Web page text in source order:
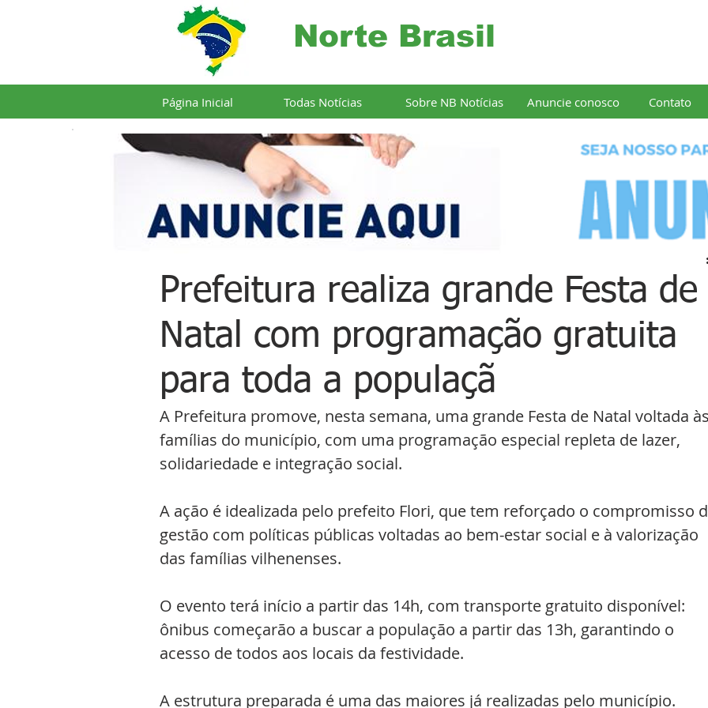
Norte Brasil
Página Inicial Todas Notícias Sobre NB Notícias Anuncie conosco Contato
Prefeitura realiza grande Festa de
Natal com programação gratuita
para toda a populaçã
A Prefeitura promove, nesta semana, uma grande Festa de Natal voltada
famílias do município, com uma programação especial repleta de lazer,
solidariedade e integração social.
A ação é idealizada pelo prefeito Flori, que tem reforçado o compromisso
gestão com políticas públicas voltadas ao bem-estar social e à valorização
das famílias vilhenenses.
O evento terá início a partir das 14h, com transporte gratuito disponível:
ônibus começarão a buscar a população a partir das 13h, garantindo o
acesso de todos aos locais da festividade.
A estrutura preparada é uma das maiores já realizadas pelo município.